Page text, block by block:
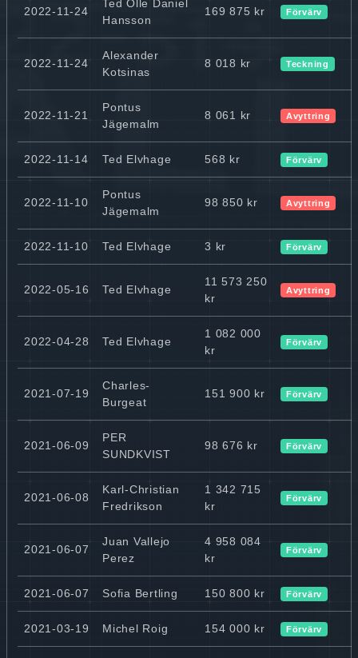
2022-11-24
Ted Olle Daniel
Hansson
169 875 kr Förvärv
2022-11-24
Alexander
Kotsinas
8 018 kr Teckning
2022-11-21
Pontus
Jägemalm
8 061 kr Avyttring
2022-11-14 Ted Elvhage 568 kr Förvärv
2022-11-10
Pontus
Jägemalm
98 850 kr Avyttring
2022-11-10 Ted Elvhage 3 kr Förvärv
2022-05-16 Ted Elvhage
11 573 250
kr
Avyttring
2022-04-28 Ted Elvhage
1 082 000
kr
Förvärv
2021-07-19
Charles-
Burgeat
151 900 kr Förvärv
2021-06-09
PER
SUNDKVIST
98 676 kr Förvärv
2021-06-08
Karl-Christian
Fredrikson
1 342 715
kr
Förvärv
2021-06-07
Juan Vallejo
Perez
4 958 084
kr
Förvärv
2021-06-07 Sofia Bertling 150 800 kr Förvärv
2021-03-19 Michel Roig 154 000 kr Förvärv